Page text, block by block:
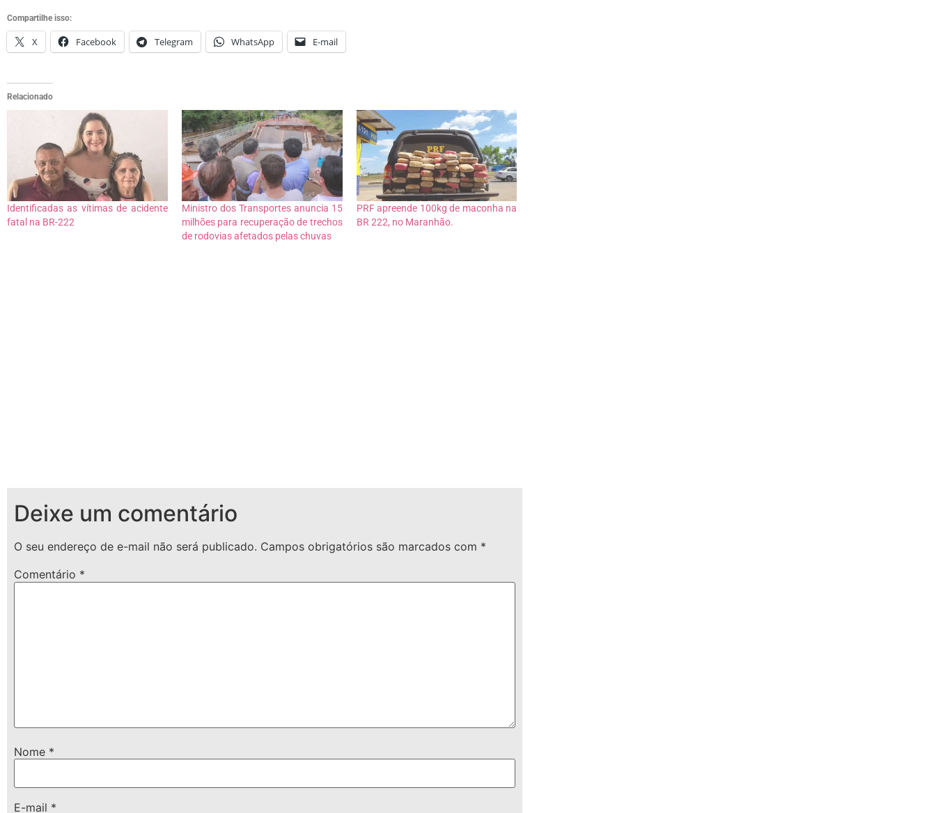
Compartilhe isso:
X Facebook Telegram WhatsApp E-mail
Relacionado
Identificadas as vítimas de acidente
fatal na BR-222
Ministro dos Transportes anuncia 15
milhões para recuperação de trechos
de rodovias afetados pelas chuvas
PRF apreende 100kg de maconha na
BR 222, no Maranhão.
Deixe um comentário
O seu endereço de e-mail não será publicado. Campos obrigatórios são marcados com *
Comentário *
Nome *
E-mail *